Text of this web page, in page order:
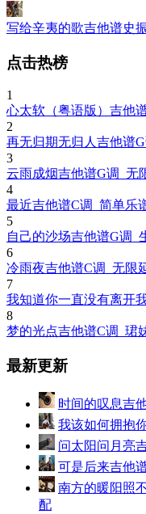
写给辛夷的歌吉他谱史
点击热榜
1
心太软（粤语版）吉他
2
再无归期无归人吉他谱
3
云雨成烟吉他谱G调_无
4
最近吉他谱C调_简单乐
5
自己的沙场吉他谱G调_
6
冷雨夜吉他谱C调_无限
7
我知道你一直没有离开
8
梦的光点吉他谱C调_珺
最新更新
时间的叹息吉
我该如何拥抱
问太阳问月亮
可是后来吉他
南方的暖阳照
配